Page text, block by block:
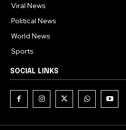
Viral News
Political News
World News
Sports
SOCIAL LINKS